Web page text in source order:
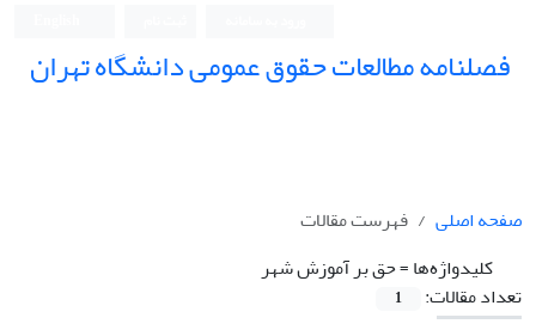
فصلنامه مطالعات حقوق عمومی دانشگاه تهران
صفحه اصلی
فهرست مقالات
کلیدواژه‌ها =حق بر آموزش شهر
تعداد مقالات:
1